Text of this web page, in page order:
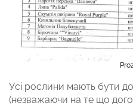
Усі рослини мають бути
(незважаючи на те що